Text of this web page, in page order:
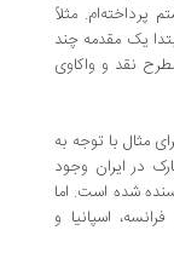
مثلاً
یک مقدمه چند
نقد و واکاوی
مثال با توجه به
در ایران وجود
شده است. اما
اسپانیا و